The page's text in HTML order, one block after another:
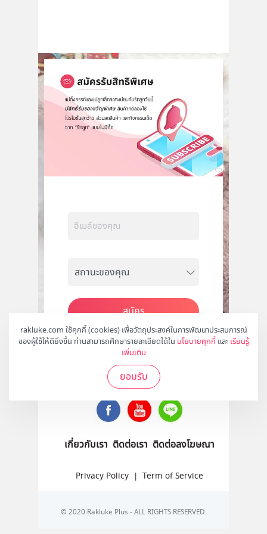
rakluke.com ใช้คุกกี้ (cookies) เพื่อวัตถุประสงค์ในการพัฒนาประสบการณ์
ของผู้ใช้ให้ดียิ่งขึ้น ท่านสามารถศึกษารายละเอียดได้ใน นโยบายคุกกี้ และ เรียนรู้
เพิ่มเติม
ยอมรับ
สมัคร
ติดตามเราได้ที่
เกี่ยวกับเรา ติดต่อเรา ติดต่อลงโฆษณา
Privacy Policy | Term of Service
© 2020 Rakluke Plus - ALL RIGHTS RESERVED.